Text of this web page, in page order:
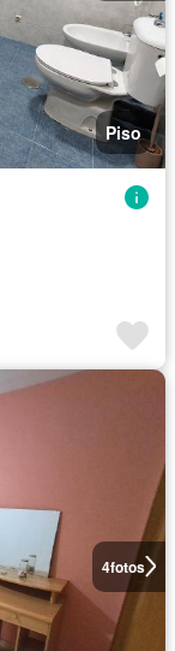
Piso
4fotos